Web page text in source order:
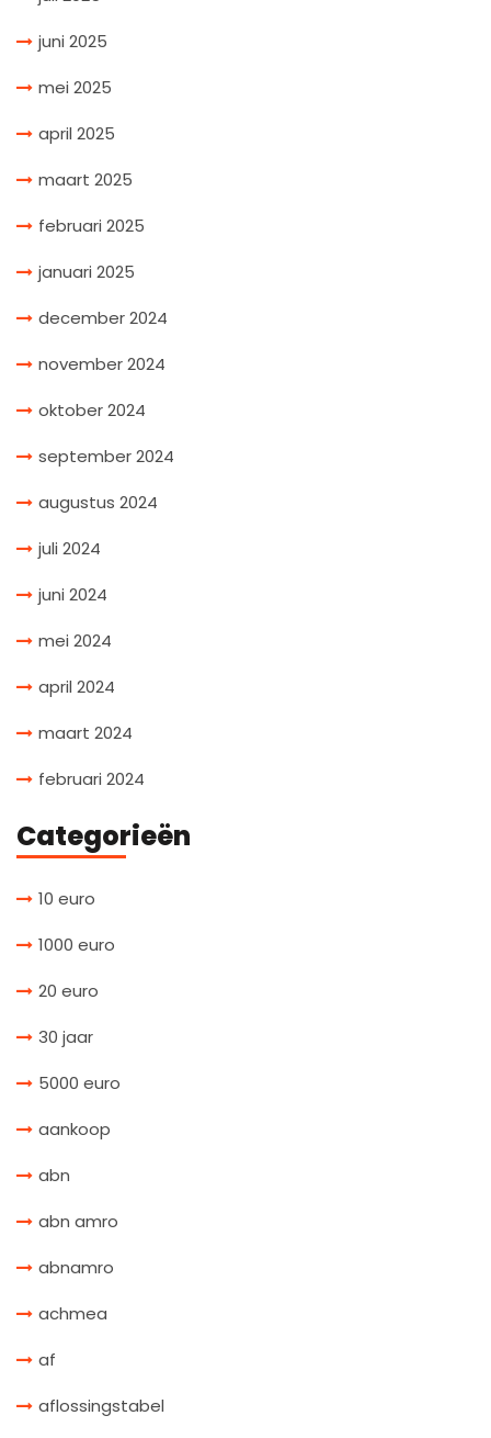
juni 2025
mei 2025
april 2025
maart 2025
februari 2025
januari 2025
december 2024
november 2024
oktober 2024
september 2024
augustus 2024
juli 2024
juni 2024
mei 2024
april 2024
maart 2024
februari 2024
Categorieën
10 euro
1000 euro
20 euro
30 jaar
5000 euro
aankoop
abn
abn amro
abnamro
achmea
af
aflossingstabel